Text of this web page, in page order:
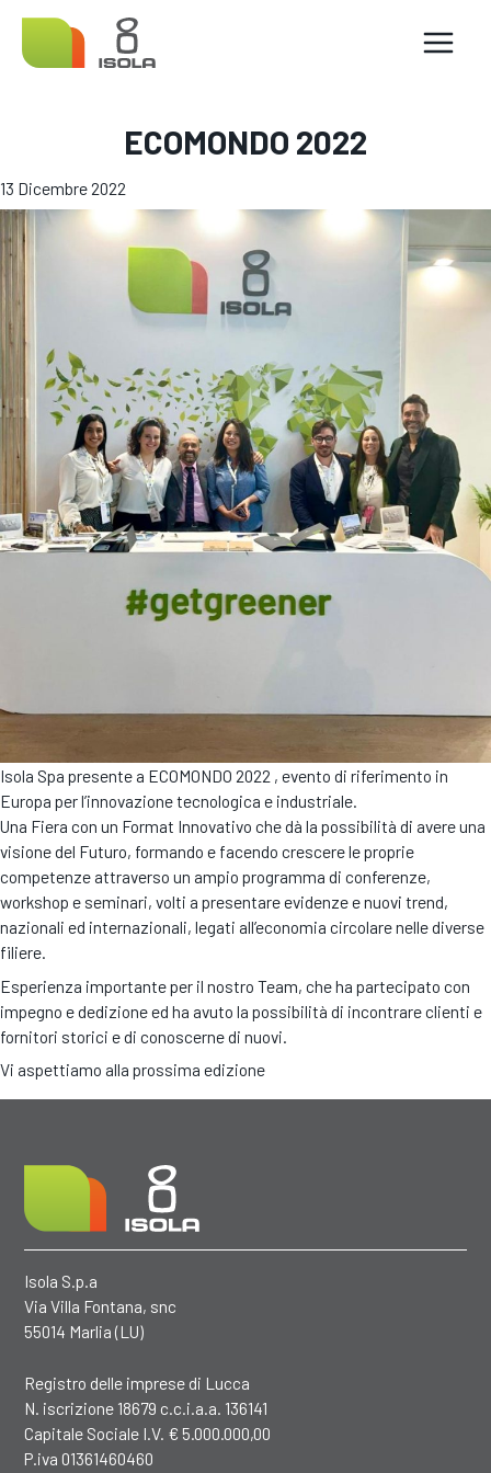
contenuto
MAIN
ECOMONDO 2022
13 Dicembre 2022
Isola Spa presente a ECOMONDO 2022 , evento di riferimento in
Europa per l’innovazione tecnologica e industriale.
Una Fiera con un Format Innovativo che dà la possibilità di avere una
visione del Futuro, formando e facendo crescere le proprie
competenze attraverso un ampio programma di conferenze,
workshop e seminari, volti a presentare evidenze e nuovi trend,
nazionali ed internazionali, legati all’economia circolare nelle diverse
filiere.
Esperienza importante per il nostro Team, che ha partecipato con
impegno e dedizione ed ha avuto la possibilità di incontrare clienti e
fornitori storici e di conoscerne di nuovi.
Vi aspettiamo alla prossima edizione
Isola S.p.a
Via Villa Fontana, snc
55014 Marlia (LU)
Registro delle imprese di Lucca
N. iscrizione 18679 c.c.i.a.a. 136141
Capitale Sociale I.V. € 5.000.000,00
P.iva 01361460460